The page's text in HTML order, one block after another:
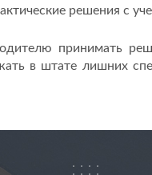
решения с
принимать
в штате лишних